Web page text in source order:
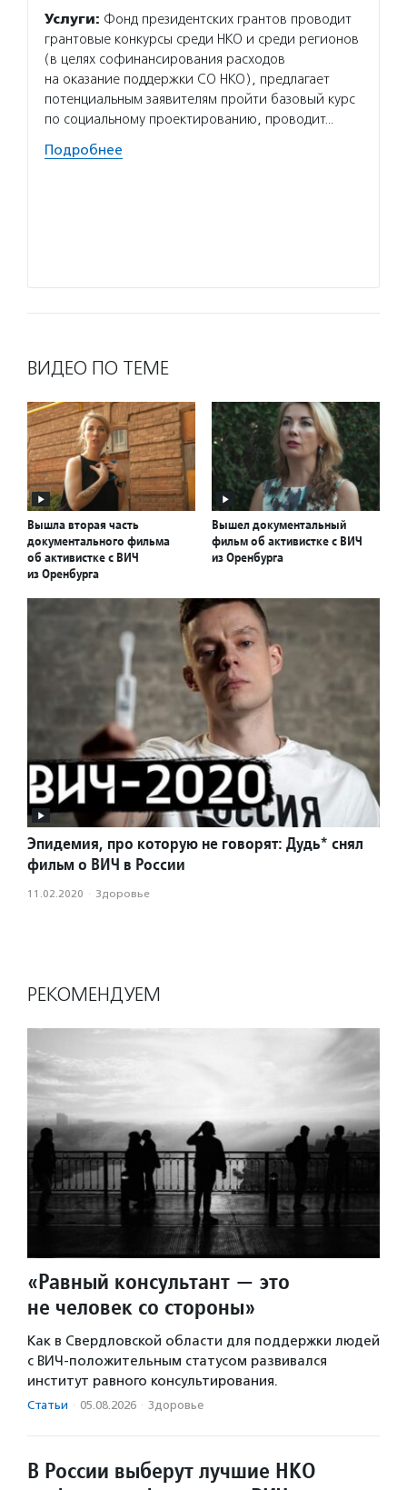
Услуги: Фонд президентских грантов проводит
грантовые конкурсы среди НКО и среди регионов
(в целях софинансирования расходов
на оказание поддержки СО НКО), предлагает
потенциальным заявителям пройти базовый курс
по социальному проектированию, проводит…
Подробнее
ВИДЕО ПО ТЕМЕ
Вышла вторая часть
документального фильма
об активистке с ВИЧ
из Оренбурга
Вышел документальный
фильм об активистке с ВИЧ
из Оренбурга
Эпидемия, про которую не говорят: Дудь* снял
фильм о ВИЧ в России
11.02.2020 · Здоровье
РЕКОМЕНДУЕМ
«Равный консультант — это
не человек со стороны»
Как в Свердловской области для поддержки людей
с ВИЧ-положительным статусом развивался
институт равного консультирования.
Статьи · 05.08.2026 · Здоровье
В России выберут лучшие НКО